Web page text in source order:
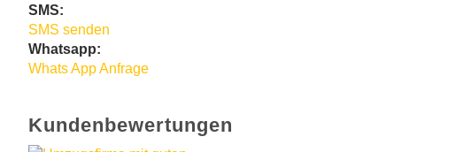
SMS:
SMS senden
Whatsapp:
Whats App Anfrage
Kundenbewertungen